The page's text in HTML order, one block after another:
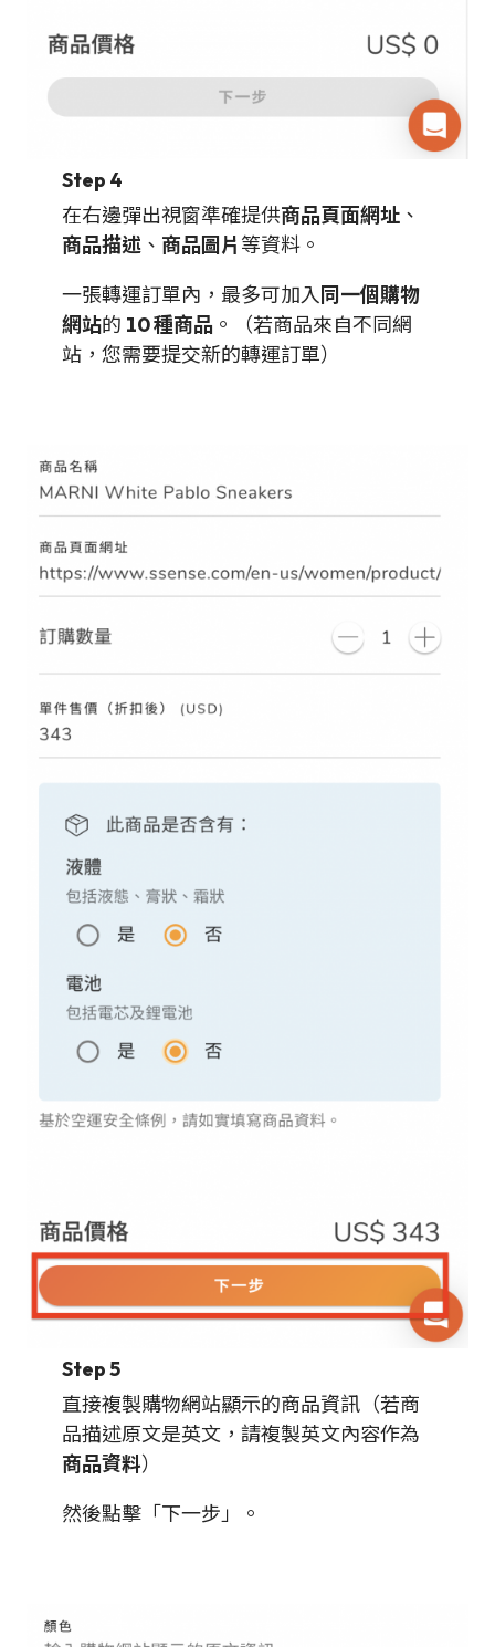
Step 4
在右邊彈出視窗準確提供商品頁面網址 、
商品描述 、 商品圖片 等資料。
一張轉運訂單內，最多可加入同一個購物
網站的 10 種商品 。（若商品來自不同網
站，您需要提交新的轉運訂單）
Step 5
直接複製購物網站顯示的商品資訊（若商
品描述原文是英文，請複製英文內容作為
商品資料）
然後點擊「下一步」。